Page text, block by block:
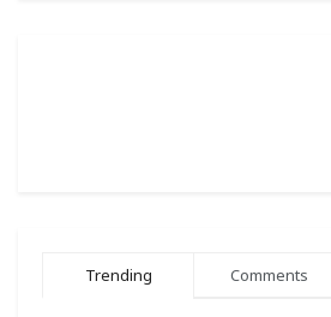
Trending Comments